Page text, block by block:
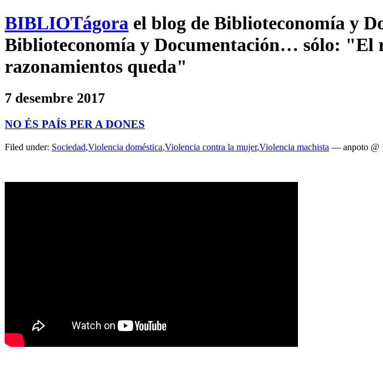
BIBLIOTágora el blog de Biblioteconomía y
Biblioteconomía y Documentación… sólo: "El
razonamientos queda"
7 desembre 2017
NO ÉS PAÍS PER A DONES
Filed under: Sociedad,Violencia doméstica,Violencia contra la mujer,Violencia machista — anpoto @